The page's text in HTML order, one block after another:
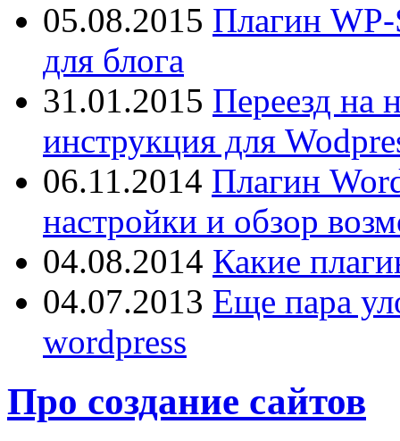
05.08.2015 Плагин WP-
для блога
31.01.2015 Переезд на
инструкция для
06.11.2014 Плагин
настройки и обзор
04.08.2014 Какие
04.07.2013 Еще пара
wordpress
Про создание сайтов